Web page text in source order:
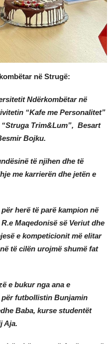
në Strugë:
Ndërkombëtar në
“Kafe me Personalitet”
Trim&Lum”, Besart
Bojku.
të njihen dhe të
me karrierën dhe jetën e
herë të parë kampion në
Maqedonisë së Veriut dhe
e kompeticionit më elitar
të cilën urojmë shumë fat
e bukur nga ana e
futbollistin Bunjamin
Baba, kurse studentët
Aja.